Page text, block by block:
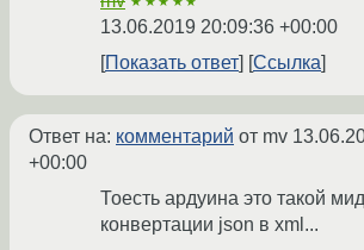
13.06.2019 20:09:36 +00:00
Показать ответ
Ссылка
Ответ на: комментарий от mv
+00:00
Тоесть ардуина это такой
конвертации json в xml...